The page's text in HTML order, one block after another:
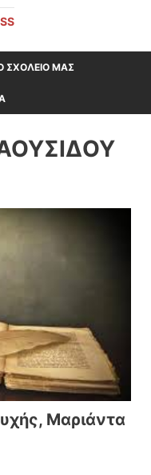
ΣΧΟΛΕΙΟ ΜΑΣ
Μαριάντα